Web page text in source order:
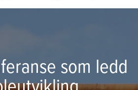
som ledd